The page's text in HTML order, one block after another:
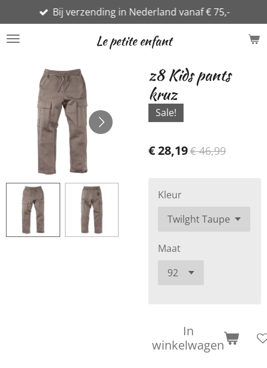
direct
naar
hoofdinhoud
Le petite enfant
Bij verzending in Nederland vanaf € 75,-
z8 Kids pants
kruz
Sale!
€ 28,19€ 46,99
Kleur
Maat
In
winkelwagen